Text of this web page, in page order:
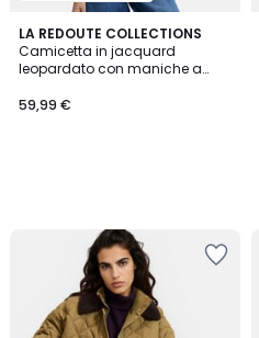
LA REDOUTE COLLECTIONS
Camicetta in jacquard
leopardato con maniche a
59,99 €